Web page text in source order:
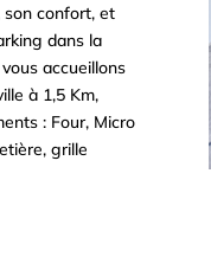
son confort, et
dans la
accueillons
à 1,5 Km,
: Four, Micro
grille